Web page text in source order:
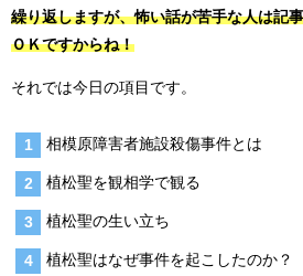
繰り返しますが、怖い話が苦手な人は記
ＯＫですからね！
それでは今日の項目です。
相模原障害者施設殺傷事件とは
植松聖を観相学で観る
植松聖の生い立ち
植松聖はなぜ事件を起こしたのか？